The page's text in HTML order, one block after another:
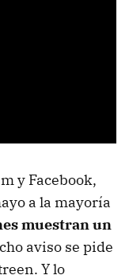
y Facebook,
a la mayoría
muestran un
aviso se pide
Y lo